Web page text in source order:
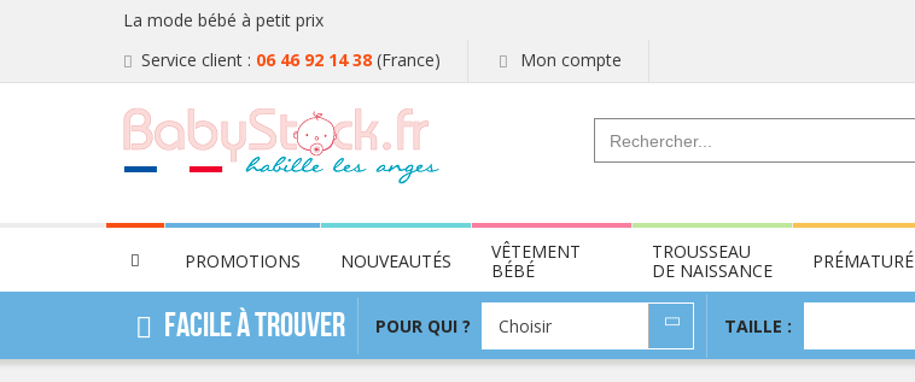
La mode bébé à petit prix
Service client : 06 46 92 14 38 (France) Mon compte
PROMOTIONS NOUVEAUTÉS
VÊTEMENT
BÉBÉ
TROUSSEAU
DE NAISSANCE
PRÉMATURÉ
Facile à trouver POUR QUI ? Choisir
POUR
QUI
?
TAILLE :